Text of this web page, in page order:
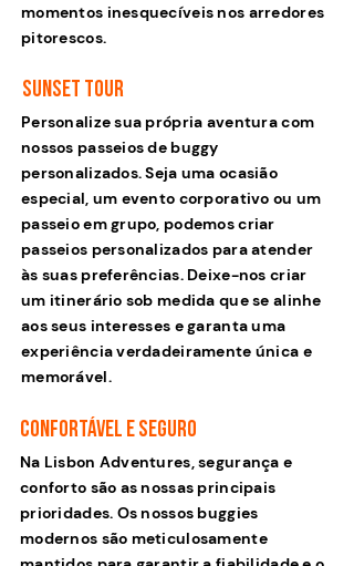
momentos inesquecíveis nos arredores
pitorescos.
Sunset TOUR
Personalize sua própria aventura com
nossos passeios de buggy
personalizados. Seja uma ocasião
especial, um evento corporativo ou um
passeio em grupo, podemos criar
passeios personalizados para atender
às suas preferências. Deixe-nos criar
um itinerário sob medida que se alinhe
aos seus interesses e garanta uma
experiência verdadeiramente única e
memorável.
Confortável e SEGURO
Na Lisbon Adventures, segurança e
conforto são as nossas principais
prioridades. Os nossos buggies
modernos são meticulosamente